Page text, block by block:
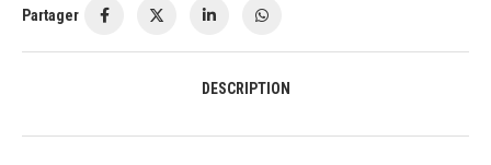
Partager
DESCRIPTION